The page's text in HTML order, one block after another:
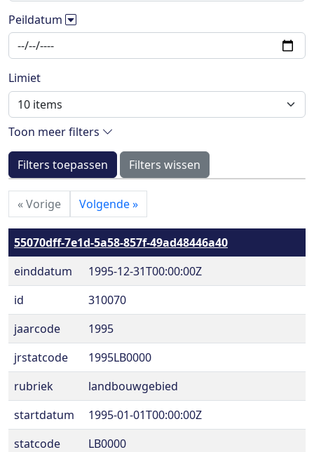
Peildatum
Limiet
Toon meer filters
Filters toepassen Filters wissen
«Vorige Volgende»
55070dff-7e1d-5a58-857f-49ad48446a40
einddatum
1995-12-31T00:00:00Z
id
310070
jaarcode
1995
jrstatcode
1995LB0000
rubriek
landbouwgebied
startdatum
1995-01-01T00:00:00Z
statcode
LB0000